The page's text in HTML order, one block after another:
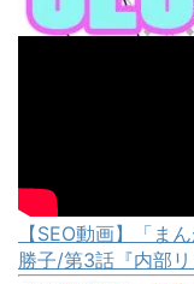
【SEO動画】「ま
勝子/第3話『内部リ